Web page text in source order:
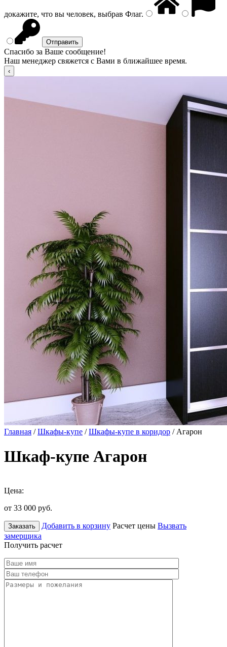
докажите, что вы человек, выбрав Флаг.
Спасибо за Ваше сообщение!
Наш менеджер свяжется с Вами в ближайшее время.
Главная /Шкафы-купе /Шкафы-купе в коридор / Агарон
Шкаф-купе Агарон
Цена:
от 33 000 руб.
Заказать Добавить в корзину Расчет цены Вызвать
замерщика
Получить расчет